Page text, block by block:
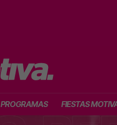
PROGRAMAS FIESTAS